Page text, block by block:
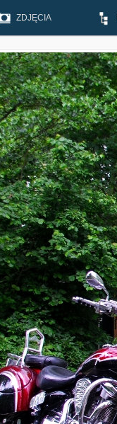
ZDJĘCIA